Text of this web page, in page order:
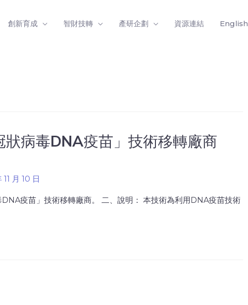
創新育成 智財技轉 產研企劃 資源連結 English
病毒DNA疫苗」技術移轉廠商
月 10 日
疫苗」技術移轉廠商。 二、說明： 本技術為利用DNA疫苗技術